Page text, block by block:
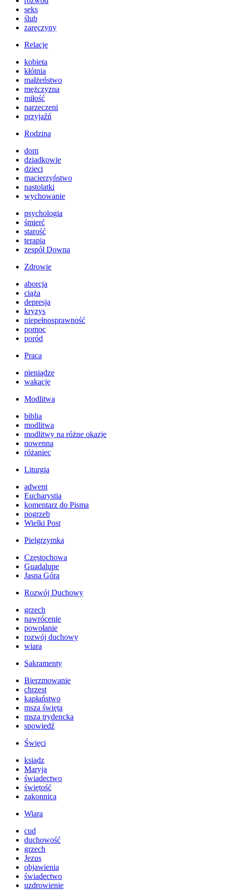
seks
ślub
zaręczyny
Relacje
kobieta
kłótnia
małżeństwo
mężczyzna
miłość
narzeczeni
przyjaźń
Rodzina
dom
dziadkowie
dzieci
macierzyństwo
nastolatki
wychowanie
psychologia
śmierć
starość
terapia
zespół Downa
Zdrowie
aborcja
ciąża
depresja
kryzys
niepełnosprawność
pomoc
poród
Praca
pieniądze
wakacje
Modlitwa
biblia
modlitwa
modlitwy na różne okazje
nowenna
różaniec
Liturgia
adwent
Eucharystia
komentarz do Pisma
pogrzeb
Wielki Post
Pielgrzymka
Częstochowa
Guadalupe
Jasna Góra
Rozwój Duchowy
grzech
nawrócenie
powołanie
rozwój duchowy
wiara
Sakramenty
Bierzmowanie
chrzest
kapłaństwo
msza święta
msza trydencka
spowiedź
Święci
ksiądz
Maryja
świadectwo
świętość
zakonnica
Wiara
cud
duchowość
grzech
Jezus
objawienia
świadectwo
uzdrowienie